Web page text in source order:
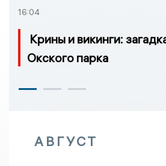
16:04
Крины и викинги:
Окского парка
АВГУСТ